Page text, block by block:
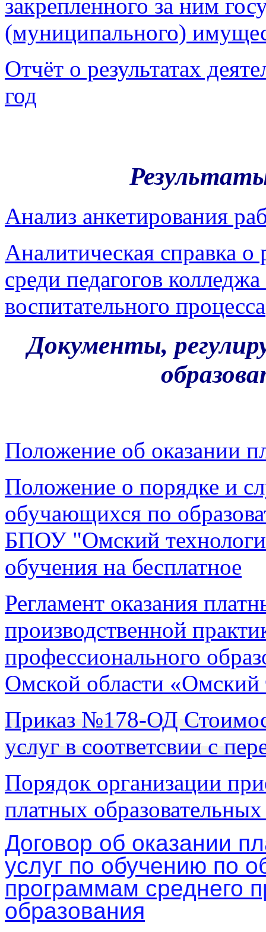
закрепленного за ним
(муниципального)
Отчёт о результатах
год
Анализ анкетирования
Аналитическая справка о
среди педагогов
воспитательного процесса
Документы,
Положение об оказании
Положение о порядке и
обучающихся по
БПОУ "Омский
обучения на бесплатное
Регламент оказания
производственной
профессионального
Омской области «Омский
Приказ №178-ОД
услуг в соответсвии с
Порядок организации
платных
Договор об оказании
услуг по обучению по
программам среднего
образования